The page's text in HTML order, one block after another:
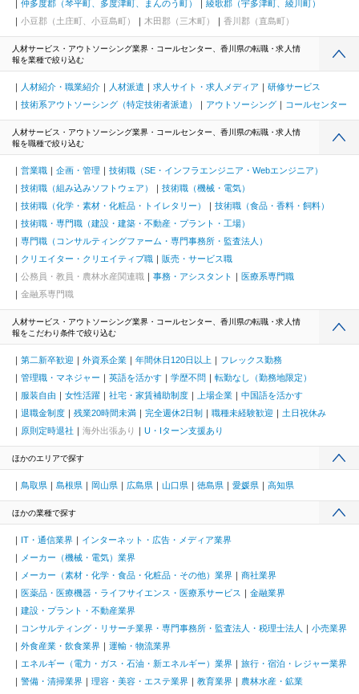
仲多度郡（琴平町、多度津町、まんのう町）
綾歌郡（宇多津町、綾川町）
小豆郡（土庄町、小豆島町）
木田郡（三木町） 香川郡（直島町）
人材サービス・アウトソーシング業界・コールセンター、香川県の転職・求人情
報を業種で絞り込む
人材紹介・職業紹介 人材派遣 求人サイト・求人メディア
研修サービス
技術系アウトソーシング（特定技術者派遣）
アウトソーシング コールセンター
人材サービス・アウトソーシング業界・コールセンター、香川県の転職・求人情
報を職種で絞り込む
営業職 企画・管理
技術職（SE・インフラエンジニア・Webエンジニア）
技術職（組み込みソフトウェア）
技術職（機械・電気）
技術職（化学・素材・化粧品・トイレタリー）
技術職（食品・香料・飼料）
技術職・専門職（建設・建築・不動産・プラント・工場）
専門職（コンサルティングファーム・専門事務所・監査法人）
クリエイター・クリエイティブ職
販売・サービス職
公務員・教員・農林水産関連職
事務・アシスタント
医療系専門職
金融系専門職
人材サービス・アウトソーシング業界・コールセンター、香川県の転職・求人情
報をこだわり条件で絞り込む
第二新卒歓迎 外資系企業 年間休日120日以上
フレックス勤務
管理職・マネジャー
英語を活かす 学歴不問
転勤なし（勤務地限定）
服装自由
女性活躍 社宅・家賃補助制度 上場企業
中国語を活かす
退職金制度
残業20時間未満 完全週休2日制 職種未経験歓迎
土日祝休み
原則定時退社
海外出張あり U・Iターン支援あり
ほかのエリアで探す
鳥取県 島根県 岡山県 広島県 山口県 徳島県 愛媛県 高知県
ほかの業種で探す
IT・通信業界
インターネット・広告・メディア業界
メーカー（機械・電気）業界
メーカー（素材・化学・食品・化粧品・その他）業界
商社業界
医薬品・医療機器・ライフサイエンス・医療系サービス
金融業界
建設・プラント・不動産業界
コンサルティング・リサーチ業界・専門事務所・監査法人・税理士法人
小売業界
外食産業・飲食業界
運輸・物流業界
エネルギー（電力・ガス・石油・新エネルギー）業界
旅行・宿泊・レジャー業界
警備・清掃業界
理容・美容・エステ業界 教育業界 農林水産・鉱業